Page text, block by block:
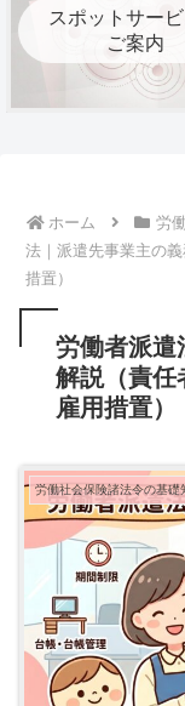
スポットサー
ご案内
ホーム 労
法｜派遣先事業主の
措置）
労働者派遣
解説（責任
雇用措置）
労働社会保険諸法令の基礎